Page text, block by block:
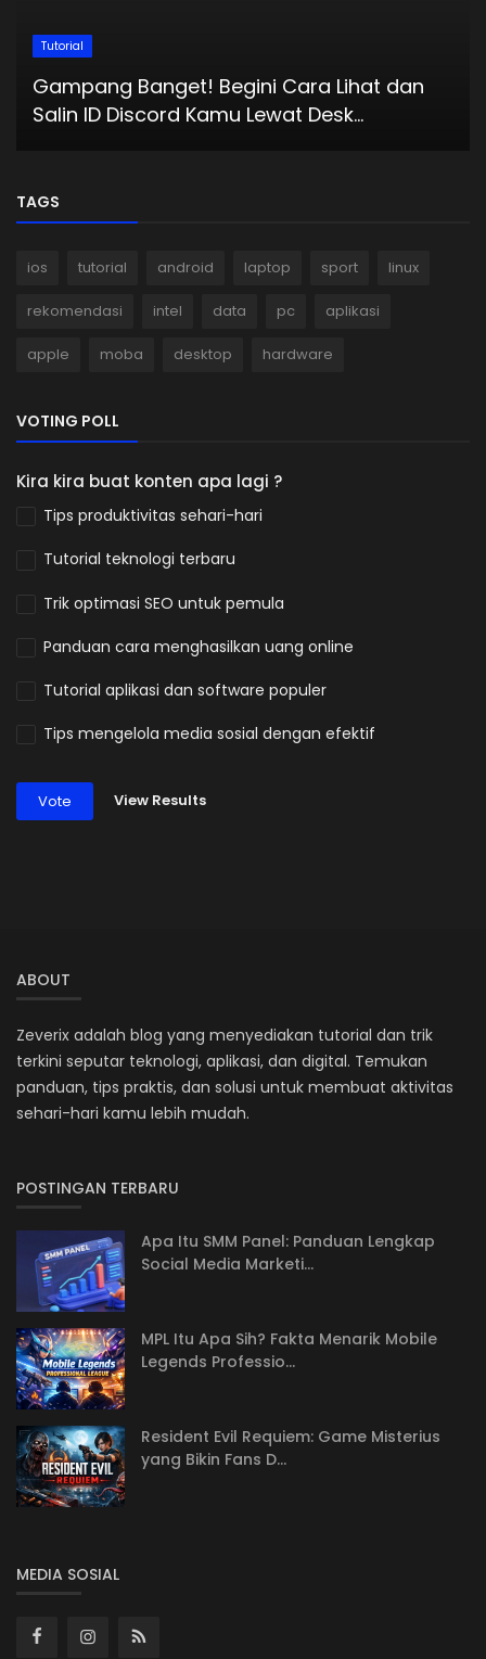
Tutorial
Gampang Banget! Begini Cara Lihat dan
Salin ID Discord Kamu Lewat Desk...
TAGS
ios tutorial android laptop sport linux
rekomendasi intel data pc aplikasi
apple moba desktop hardware
VOTING POLL
Kira kira buat konten apa lagi ?
Tips produktivitas sehari-hari
Tutorial teknologi terbaru
Trik optimasi SEO untuk pemula
Panduan cara menghasilkan uang online
Tutorial aplikasi dan software populer
Tips mengelola media sosial dengan efektif
Vote View Results
ABOUT
Zeverix adalah blog yang menyediakan tutorial dan trik
terkini seputar teknologi, aplikasi, dan digital. Temukan
panduan, tips praktis, dan solusi untuk membuat aktivitas
sehari-hari kamu lebih mudah.
POSTINGAN TERBARU
Apa Itu SMM Panel: Panduan Lengkap
Social Media Marketi...
MPL Itu Apa Sih? Fakta Menarik Mobile
Legends Professio...
Resident Evil Requiem: Game Misterius
yang Bikin Fans D...
MEDIA SOSIAL